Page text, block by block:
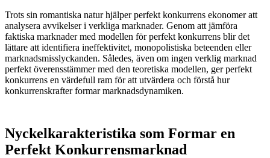
Trots sin romantiska natur hjälper perfekt konkurrens ekonomer att
analysera avvikelser i verkliga marknader. Genom att jämföra
faktiska marknader med modellen för perfekt konkurrens blir det
lättare att identifiera ineffektivitet, monopolistiska beteenden eller
marknadsmisslyckanden. Således, även om ingen verklig marknad
perfekt överensstämmer med den teoretiska modellen, ger perfekt
konkurrens en värdefull ram för att utvärdera och förstå hur
konkurrenskrafter formar marknadsdynamiken.
Nyckelkarakteristika som Formar en
Perfekt Konkurrensmarknad